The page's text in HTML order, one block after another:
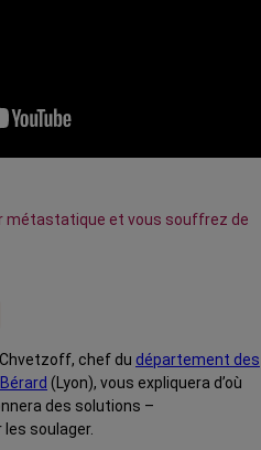
métastatique et vous souffrez de
Chvetzoff, chef du département des
(Lyon), vous expliquera d’où
des solutions –
soulager.